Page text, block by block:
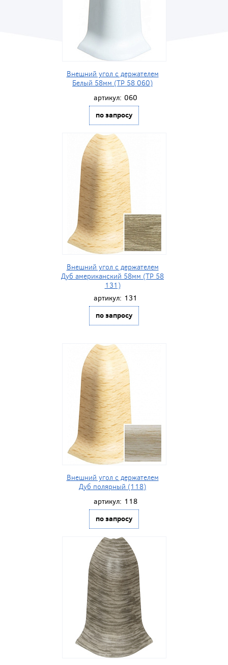
Внешний угол с держателем
Белый 58мм (ТР 58 060)
артикул: 060
по запросу
Внешний угол с держателем
Дуб американский 58мм (ТР 58
131)
артикул: 131
по запросу
Внешний угол с держателем
Дуб полярный (118)
артикул: 118
по запросу